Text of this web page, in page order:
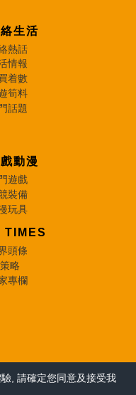
, 請確定您同意及接受我
生活
熱話
情報
着數
筍料
話題
動漫
遊戲
裝備
玩具
TIMES
頭條
略
專欄